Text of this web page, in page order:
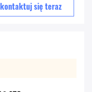
się teraz